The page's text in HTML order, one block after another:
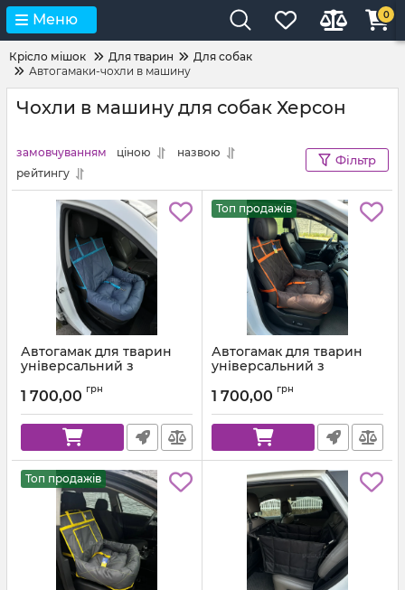
Меню 0
Крісло мішок Для тварин
Для собак
Автогамаки-чохли в машину
Чохли в машину для собак Херсон
замовчуванням ціною
назвою
рейтингу
Фільтр
Автогамак для тварин
універсальний з
сірий + Блакитна стропа
1 700,00 грн
Топ продажів
Автогамак для тварин
універсальний з
303 + Помаранчева
1 700,00 грн
Топ продажів